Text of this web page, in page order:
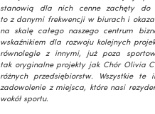
stanowią dla nich cenne zachęty
to z danymi frekwencji w biurach i
na skalę całego naszego centrum
wskaźnikiem dla rozwoju kolejnych
równolegle z innymi, już poza
tak oryginalne projekty jak Chór Olivia
różnych przedsiębiorstw. Wszystkie
zadowolenie z miejsca, które nasi
wokół sportu.